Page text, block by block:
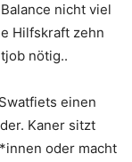
nicht viel
Hilfskraft zehn
nötig..
einen
Kaner sitzt
oder macht